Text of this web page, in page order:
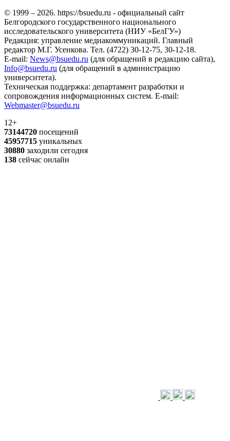
© 1999 – 2026. https://bsuedu.ru - официальный сайт
Белгородского государственного национального
исследовательского университета (НИУ «БелГУ»)
Редакция: управление медиакоммуникаций. Главный
редактор М.Г. Усенкова. Тел. (4722) 30-12-75, 30-12-18.
E-mail: News@bsuedu.ru (для обращений в редакцию сайта),
Info@bsuedu.ru (для обращений в администрацию
университета).
Техническая поддержка: департамент разработки и
сопровождения информационных систем. E-mail:
Webmaster@bsuedu.ru
12+
73144720 посещений
45957715 уникальных
30880 заходили сегодня
138 сейчас онлайн